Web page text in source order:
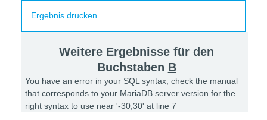
Ergebnis drucken
Weitere Ergebnisse für den
Buchstaben B
You have an error in your SQL syntax; check the manual
that corresponds to your MariaDB server version for the
right syntax to use near '-30,30' at line 7